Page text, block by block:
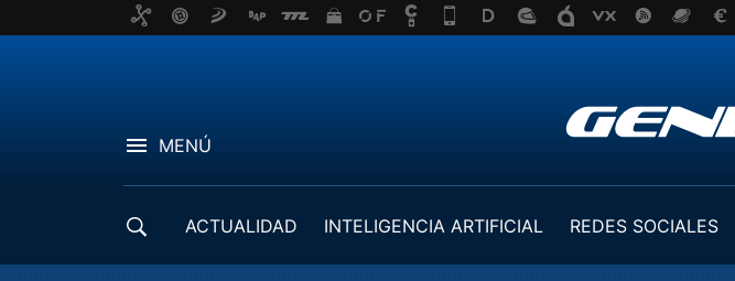
MENÚ
ACTUALIDAD INTELIGENCIA ARTIFICIAL REDES SOCIALES